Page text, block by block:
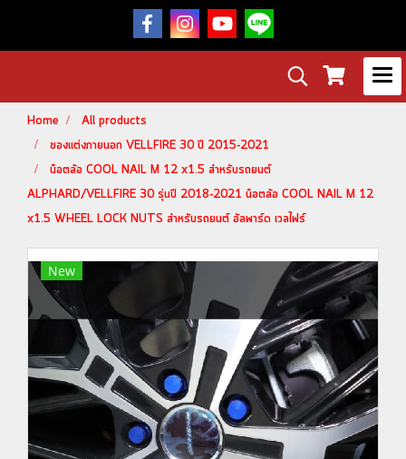
Home
All products
ของแต่งภายนอก VELLFIRE 30 ปี 2015-2021
น็อตล้อ COOL NAIL M 12 x1.5 สำหรับรถยนต์
ALPHARD/VELLFIRE 30 รุ่นปี 2018-2021 น็อตล้อ COOL NAIL M 12
x1.5 WHEEL LOCK NUTS สำหรับรถยนต์ อัลพาร์ด เวลไฟร์
New